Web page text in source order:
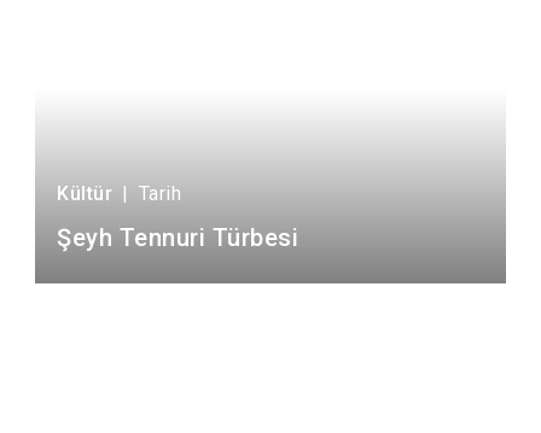
Kültür | Tarih
Şeyh Tennuri Türbesi